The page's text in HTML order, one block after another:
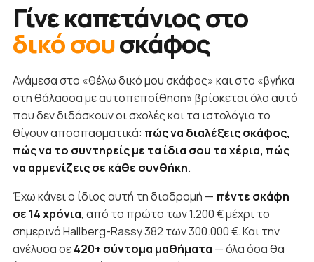
Γίνε καπετάνιος στο
δικό σουσκάφος
Ανάμεσα στο «θέλω δικό μου σκάφος» και στο «βγήκα
στη θάλασσα με αυτοπεποίθηση» βρίσκεται όλο αυτό
που δεν διδάσκουν οι σχολές και τα ιστολόγια το
θίγουν αποσπασματικά: πώς να διαλέξεις σκάφος,
πώς να το συντηρείς με τα ίδια σου τα χέρια, πώς
να αρμενίζεις σε κάθε συνθήκη.
Έχω κάνει ο ίδιος αυτή τη διαδρομή — πέντε σκάφη
σε 14 χρόνια, από το πρώτο των 1.200 € μέχρι το
σημερινό Hallberg-Rassy 382 των 300.000 €. Και την
ανέλυσα σε420+ σύντομα μαθήματα — όλα όσα θα